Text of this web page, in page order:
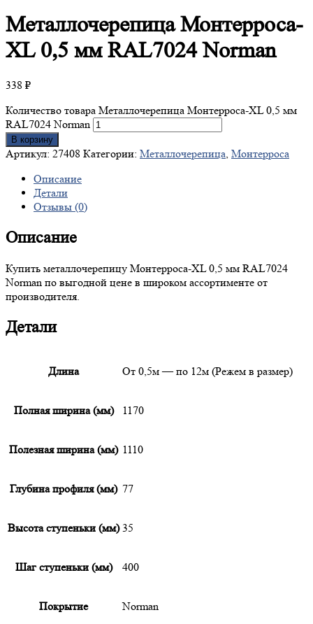
МеталлочерепицаМонтерроса-
XL 0,5 мм RAL7024 Norman
338 ₽
Количество товара Металлочерепица Монтерроса-XL 0,5 мм
RAL7024 Norman
В корзину
Артикул: 27408 Категории: Металлочерепица, Монтерроса
Описание
Детали
Отзывы (0)
Описание
Купить металлочерепицу Монтерроса-XL 0,5 мм RAL7024
Norman по выгодной цене в широком ассортименте от
производителя.
Детали
Длина От 0,5м — по 12м (Режем в размер)
Полная ширина (мм) 1170
Полезная ширина (мм) 1110
Глубина профиля (мм) 77
Высота ступеньки (мм) 35
Шаг ступеньки (мм) 400
Покрытие Norman